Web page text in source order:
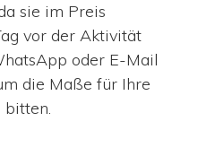
sie im Preis
vor der Aktivität
oder E-Mail
die Maße für Ihre
bitten.